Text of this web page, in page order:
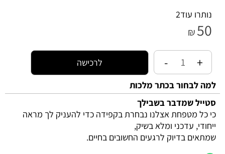
נותרו עוד2
₪50
לרכישה
למה לבחור בכתר מלכות
סטייל שמדבר בשבילך
כי כל מטפחת אצלנו נבחרת בקפידה כדי להעניק לך מראה
ייחודי, עדכני ומלא בשיק,
שמתאים בדיוק לרגעים החשובים בחיים.